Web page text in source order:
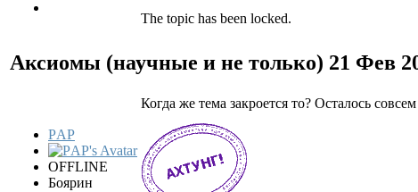
The topic has been locked.
Аксиомы (научные и не только) 21 Фев
РAР
OFFLINE
Боярин
Когда же тема закроется то? Осталось